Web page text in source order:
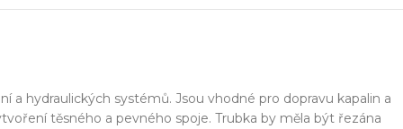
na světě.
a hydraulických systémů. Jsou vhodné pro dopravu kapalin a
těsného a pevného spoje. Trubka by měla být řezána